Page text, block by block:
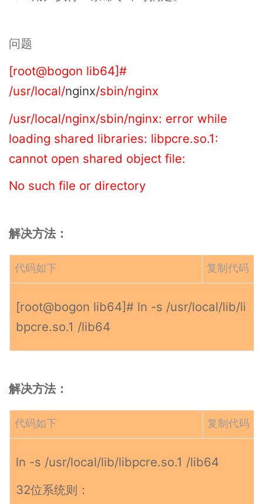
问题
[root@bogon lib64]#
/usr/local/nginx/sbin/nginx
/usr/local/nginx/sbin/nginx: error while
loading shared libraries: libpcre.so.1:
cannot open shared object file:
No such file or directory
解决方法：
代码如下 复制代码
[root@bogon lib64]# ln -s /usr/local/lib/li
bpcre.so.1 /lib64
解决方法：
代码如下 复制代码
ln -s /usr/local/lib/libpcre.so.1 /lib64
32位系统则：